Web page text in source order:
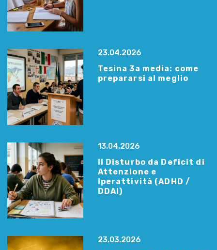
23.04.2026
Tesina 3a media: come
prepararsi al meglio
13.04.2026
Il Disturbo da Deficit di
Attenzione e
Iperattività (ADHD /
DDAI)
23.03.2026